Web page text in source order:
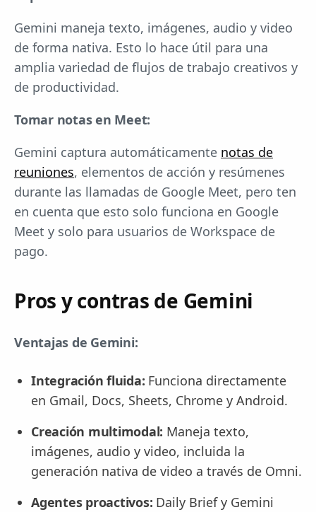
Gemini maneja texto, imágenes, audio y video
de forma nativa. Esto lo hace útil para una
amplia variedad de flujos de trabajo creativos y
de productividad.
Tomar notas en Meet:
Gemini captura automáticamente notas de
reuniones, elementos de acción y resúmenes
durante las llamadas de Google Meet, pero ten
en cuenta que esto solo funciona en Google
Meet y solo para usuarios de Workspace de
pago.
Pros y contras de Gemini
Ventajas de Gemini:
Integración fluida: Funciona directamente
en Gmail, Docs, Sheets, Chrome y Android.
Creación multimodal: Maneja texto,
imágenes, audio y video, incluida la
generación nativa de video a través de Omni.
Agentes proactivos: Daily Brief y Gemini